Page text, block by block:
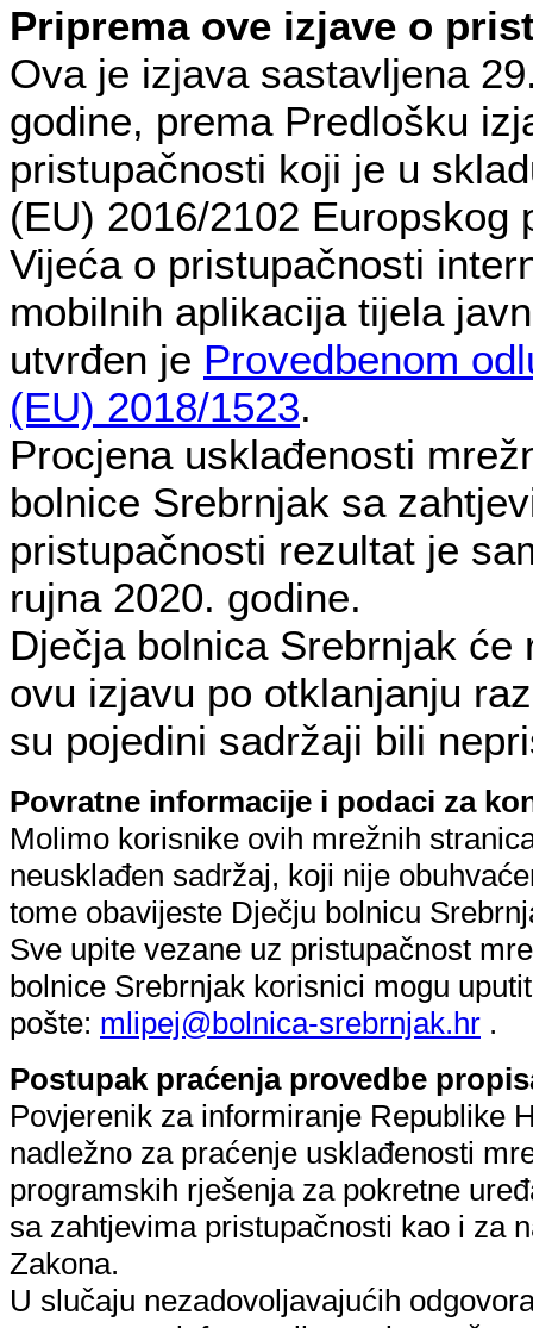
Priprema ove izjave o
Ova je izjava sastavljena
godine, prema Predlošku
pristupačnosti koji je u
(EU) 2016/2102 Europskog
Vijeća o pristupačnosti
mobilnih aplikacija tijela
utvrđen je Provedbenom
(EU) 2018/1523.
Procjena usklađenosti
bolnice Srebrnjak sa
pristupačnosti rezultat je
rujna 2020. godine.
Dječja bolnica Srebrnjak će
ovu izjavu po otklanjanju
su pojedini sadržaji bili
Povratne informacije i podaci za
Molimo korisnike ovih mrežnih
neusklađen sadržaj, koji nije
tome obavijeste Dječju bolnicu
Sve upite vezane uz pristupačnost
bolnice Srebrnjak korisnici mogu
pošte: mlipej@bolnica-srebrnjak.hr .
Postupak praćenja provedbe
Povjerenik za informiranje Republike
nadležno za praćenje usklađenosti
programskih rješenja za pokretne
sa zahtjevima pristupačnosti kao i za
Zakona.
U slučaju nezadovoljavajućih